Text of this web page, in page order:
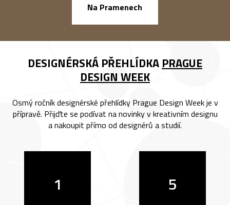
Na Pramenech
DESIGNÉRSKÁ PŘEHLÍDKA PRAGUE
DESIGN WEEK
Osmý ročník designérské přehlídky Prague Design Week je v
přípravě. Přijďte se podívat na novinky v kreativním designu
a nakoupit přímo od designérů a studií.
1 5